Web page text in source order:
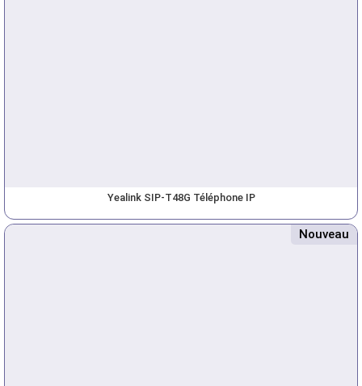
Yealink SIP-T48G Téléphone IP
Nouveau